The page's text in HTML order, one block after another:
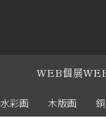
WEB個展
水彩画 木版画